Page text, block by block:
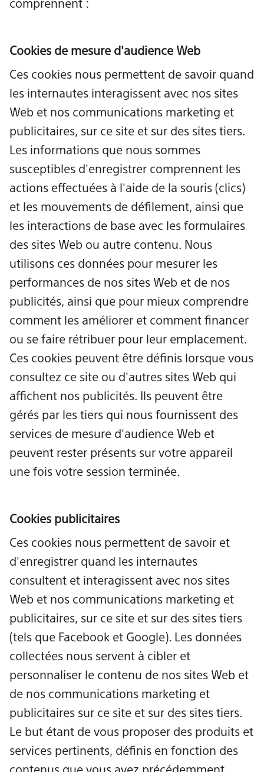
Cookies de mesure d'audience Web
Ces cookies nous permettent de savoir quand
les internautes interagissent avec nos sites
Web et nos communications marketing et
publicitaires, sur ce site et sur des sites tiers.
Les informations que nous sommes
susceptibles d'enregistrer comprennent les
actions effectuées à l'aide de la souris (clics)
et les mouvements de défilement, ainsi que
les interactions de base avec les formulaires
des sites Web ou autre contenu. Nous
utilisons ces données pour mesurer les
performances de nos sites Web et de nos
publicités, ainsi que pour mieux comprendre
comment les améliorer et comment financer
ou se faire rétribuer pour leur emplacement.
Ces cookies peuvent être définis lorsque vous
consultez ce site ou d'autres sites Web qui
affichent nos publicités. Ils peuvent être
gérés par les tiers qui nous fournissent des
services de mesure d'audience Web et
peuvent rester présents sur votre appareil
une fois votre session terminée.
Cookies publicitaires
Ces cookies nous permettent de savoir et
d'enregistrer quand les internautes
consultent et interagissent avec nos sites
Web et nos communications marketing et
publicitaires, sur ce site et sur des sites tiers
(tels que Facebook et Google). Les données
collectées nous servent à cibler et
personnaliser le contenu de nos sites Web et
de nos communications marketing et
publicitaires sur ce site et sur des sites tiers.
Le but étant de vous proposer des produits et
services pertinents, définis en fonction des
contenus que vous avez précédemment